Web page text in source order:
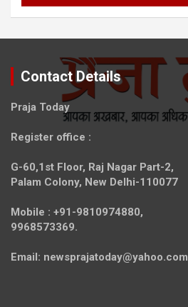
Contact Details
Praja Today
Register office :
G-60,1st Floor, Raj Nagar Part-2,
Palam Colony, New Delhi-110077
Mobile : +91-9810974880,
9968573369.
Email: newsprajatoday@yahoo.com